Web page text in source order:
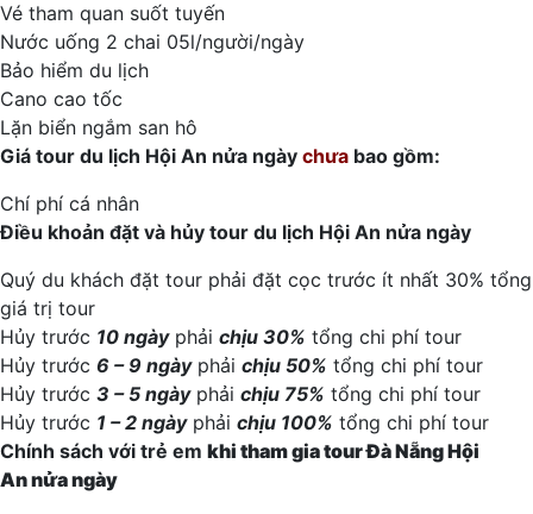
Vé tham quan suốt tuyến
Nước uống 2 chai 05l/người/ngày
Bảo hiểm du lịch
Cano cao tốc
Lặn biển ngắm san hô
Giá tour du lịch Hội An nửa ngày chưa bao gồm:
Chí phí cá nhân
Điều khoản đặt và hủy tour du lịch Hội An nửa ngày
Quý du khách đặt tour phải đặt cọc trước ít nhất 30% tổng
giá trị tour
Hủy trước 10 ngàyphải chịu 30% tổng chi phí tour
Hủy trước 6 – 9 ngàyphải chịu 50% tổng chi phí tour
Hủy trước 3 – 5 ngàyphải chịu 75% tổng chi phí tour
Hủy trước 1 – 2 ngàyphải chịu 100% tổng chi phí tour
Chính sách với trẻ em khi tham gia tourĐà Nẵng Hội
Annửa ngày